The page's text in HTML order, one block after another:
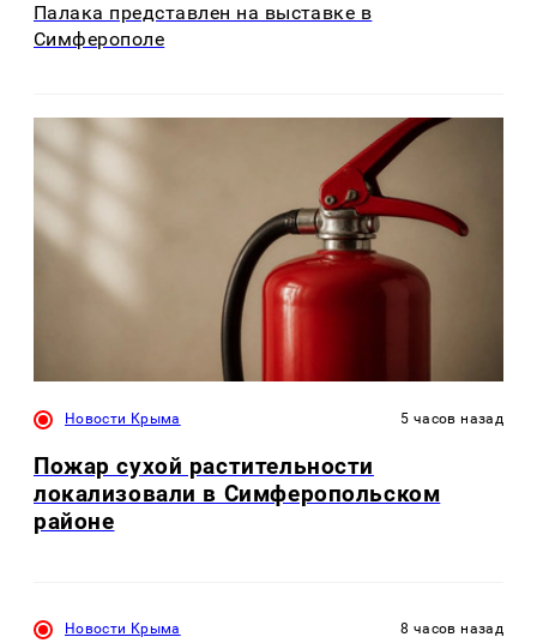
Палака представлен на выставке в
Симферополе
Новости Крыма 5 часов назад
Пожар сухой растительности
локализовали в Симферопольском
районе
Новости Крыма 8 часов назад